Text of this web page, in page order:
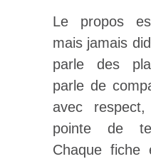
Le propos
mais jamais
parle des
parle de
avec
pointe de
Chaque fiche